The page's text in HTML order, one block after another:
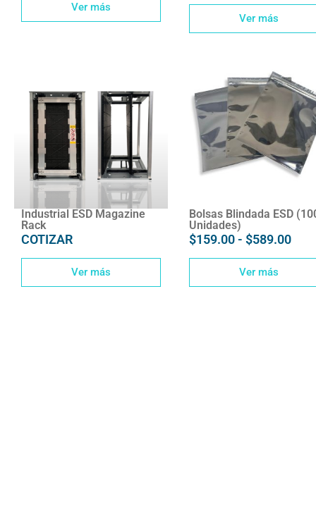
Ver más
Ver más
Industrial ESD Magazine
Rack
COTIZAR
Ver más
Bolsas Blindada ESD
Unidades)
$159.00 - $589.00
Ver más